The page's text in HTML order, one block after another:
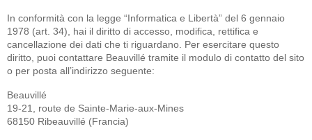
In conformità con la legge “Informatica e Libertà” del 6 gennaio
1978 (art. 34), hai il diritto di accesso, modifica, rettifica e
cancellazione dei dati che ti riguardano. Per esercitare questo
diritto, puoi contattare Beauvillé tramite il modulo di contatto del sito
o per posta all’indirizzo seguente:
Beauvillé
19-21, route de Sainte-Marie-aux-Mines
68150 Ribeauvillé (Francia)